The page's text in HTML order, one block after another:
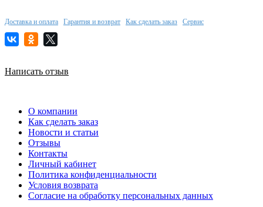
Доставка и оплата Гарантия и возврат Как сделать заказ Сервис
Написать отзыв
О компании
Как сделать заказ
Новости и статьи
Отзывы
Контакты
Личный кабинет
Политика конфиденциальности
Условия возврата
Согласие на обработку персональных данных